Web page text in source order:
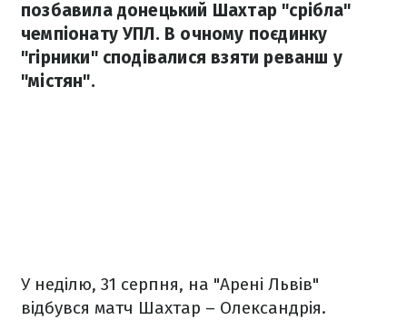
позбавила донецький Шахтар "срібла"
чемпіонату УПЛ. В очному поєдинку
"гірники" сподівалися взяти реванш у
"містян".
У неділю, 31 серпня, на "Арені Львів"
відбувся матч Шахтар – Олександрія.